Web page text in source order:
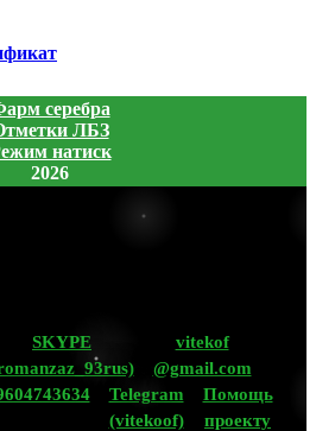
серебра
ЛБЗ
натиск
2026
SKYPE
vitekof
@gmail.com
Telegram
(vitekoof)
Помощь
проекту